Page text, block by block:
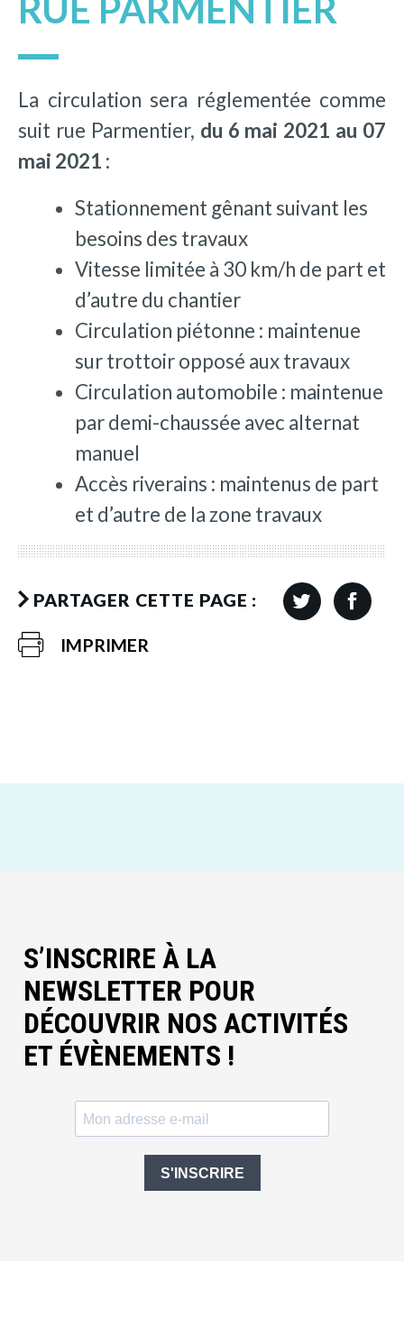
RUE PARMENTIER
La circulation sera réglementée comme
suit rue Parmentier, du 6 mai 2021 au 07
mai 2021 :
Stationnement gênant suivant les
besoins des travaux
Vitesse limitée à 30 km/h de part et
d’autre du chantier
Circulation piétonne : maintenue
sur trottoir opposé aux travaux
Circulation automobile : maintenue
par demi-chaussée avec alternat
manuel
Accès riverains : maintenus de part
et d’autre de la zone travaux
PARTAGER CETTE PAGE :
IMPRIMER
S’INSCRIRE À LA
NEWSLETTER POUR
DÉCOUVRIR NOS ACTIVITÉS
ET ÉVÈNEMENTS !
S'INSCRIRE